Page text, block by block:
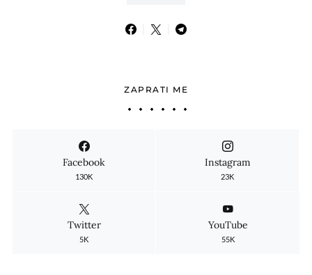
ZAPRATI ME
Facebook
130K
Instagram
23K
Twitter
5K
YouTube
55K